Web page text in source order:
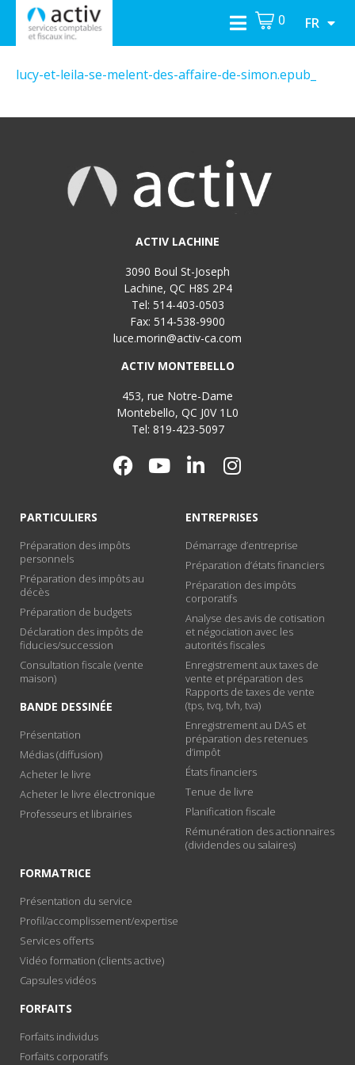
0 FR
lucy-et-leila-se-melent-des-affaire-de-simon.epub_
ACTIV LACHINE
3090 Boul St-Joseph
Lachine, QC H8S 2P4
Tel: 514-403-0503
Fax: 514-538-9900
luce.morin@activ-ca.com
ACTIV MONTEBELLO
453, rue Notre-Dame
Montebello, QC J0V 1L0
Tel: 819-423-5097
PARTICULIERS
Préparation des impôts
personnels
Préparation des impôts au
décès
Préparation de budgets
Déclaration des impôts de
fiducies/succession
Consultation fiscale (vente
maison)
BANDE DESSINÉE
Présentation
Médias (diffusion)
Acheter le livre
Acheter le livre électronique
Professeurs et librairies
ENTREPRISES
Démarrage d’entreprise
Préparation d’états financiers
Préparation des impôts
corporatifs
Analyse des avis de cotisation
et négociation avec les
autorités fiscales
Enregistrement aux taxes de
vente et préparation des
Rapports de taxes de vente
(tps, tvq, tvh, tva)
Enregistrement au DAS et
préparation des retenues
d’impôt
États financiers
Tenue de livre
Planification fiscale
Rémunération des actionnaires
(dividendes ou salaires)
FORMATRICE
Présentation du service
Profil/accomplissement/expertise
Services offerts
Vidéo formation (clients active)
Capsules vidéos
FORFAITS
Forfaits individus
Forfaits corporatifs